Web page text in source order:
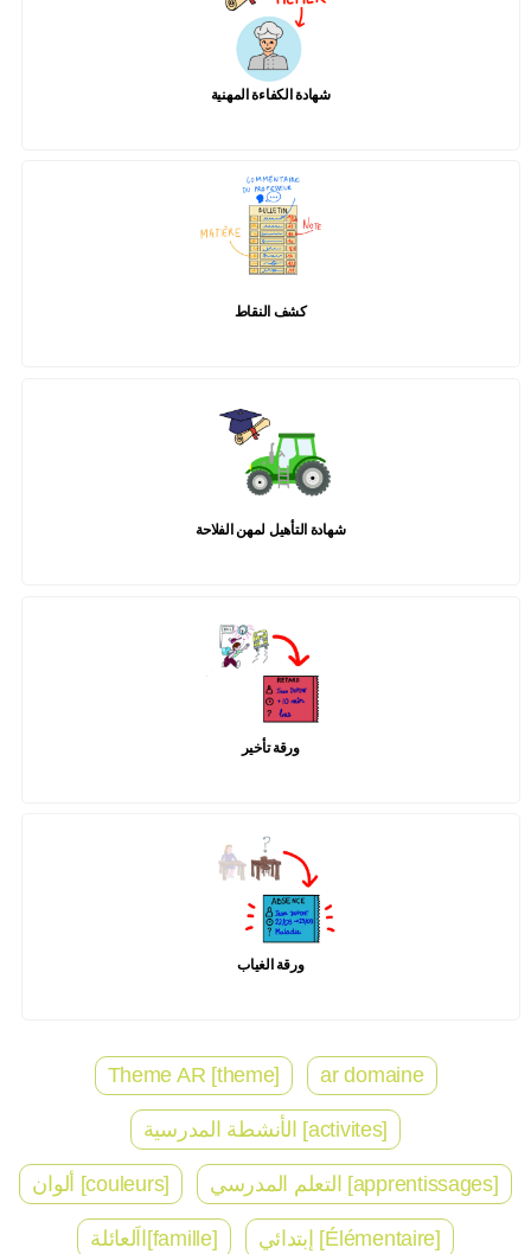
شهادة الكفاءة المهنية
كشف النقاط
شهادة التأهيل لمهن الفلاحة
ورقة تأخير
ورقة الغياب
ar domaine
Theme AR [theme]
[activites] الأنشطة المدرسية
[apprentissages] التعلم المدرسي [couleurs] ألوان
[Élémentaire] إبتدائي [famille]ااَلعائلة